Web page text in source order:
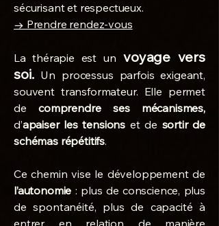
sécurisant et respectueux.
→ Prendre rendez-vous
La thérapie est un voyage vers
soi. Un processus parfois exigeant,
souvent transformateur. Elle permet
decomprendre ses mécanismes,
d’apaiser les tensions et de sortir de
schémas répétitifs.
Ce chemin vise le développement de
l’autonomie : plus de conscience, plus
de spontanéité, plus de capacité à
entrer en relation de manière